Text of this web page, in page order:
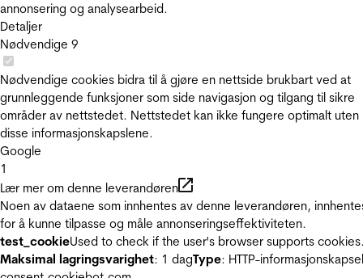
annonsering og analysearbeid.
Detaljer
Nødvendige 9
Nødvendige cookies bidra til å gjøre en nettside brukbart ved at
grunnleggende funksjoner som side navigasjon og tilgang til sikre
områder av nettstedet. Nettstedet kan ikke fungere optimalt uten
disse informasjonskapslene.
Google
1
Lær mer om denne leverandøren
Noen av dataene som innhentes av denne leverandøren,
for å kunne tilpasse og måle annonseringseffektiviteten.
test_cookieUsed to check if the user's browser supports
Maksimal lagringsvarighet: 1 dagType: HTTP-informasjonskapsel